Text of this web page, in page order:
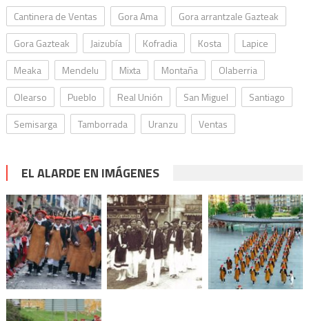
Cantinera de Ventas
Gora Ama
Gora arrantzale Gazteak
Gora Gazteak
Jaizubía Kofradia Kosta
Lapice
Meaka
Mendelu Mixta Montaña
Olaberria
Olearso
Pueblo Real Unión San Miguel
Santiago
Semisarga
Tamborrada Uranzu Ventas
EL ALARDE EN IMÁGENES